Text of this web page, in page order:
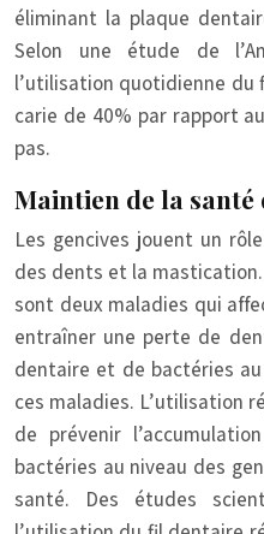
éliminant la plaque
Selon une étude de
l’utilisation quotidienne
carie de 40% par rapport
pas.
Maintien de la santé
Les gencives jouent un
des dents et la
sont deux maladies qui
entraîner une perte de
dentaire et de bactéries
ces maladies. L’utilisation
de prévenir
bactéries au niveau des
santé. Des études